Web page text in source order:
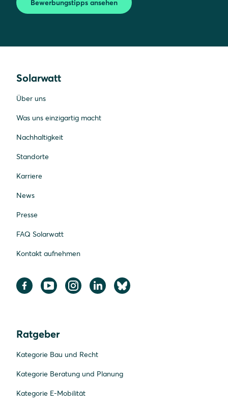
Bewerbungstipps ansehen
Solarwatt
Über uns
Was uns einzigartig macht
Nachhaltigkeit
Standorte
Karriere
News
Presse
FAQ Solarwatt
Kontakt aufnehmen
Ratgeber
Kategorie Bau und Recht
Kategorie Beratung und Planung
Kategorie E-Mobilität